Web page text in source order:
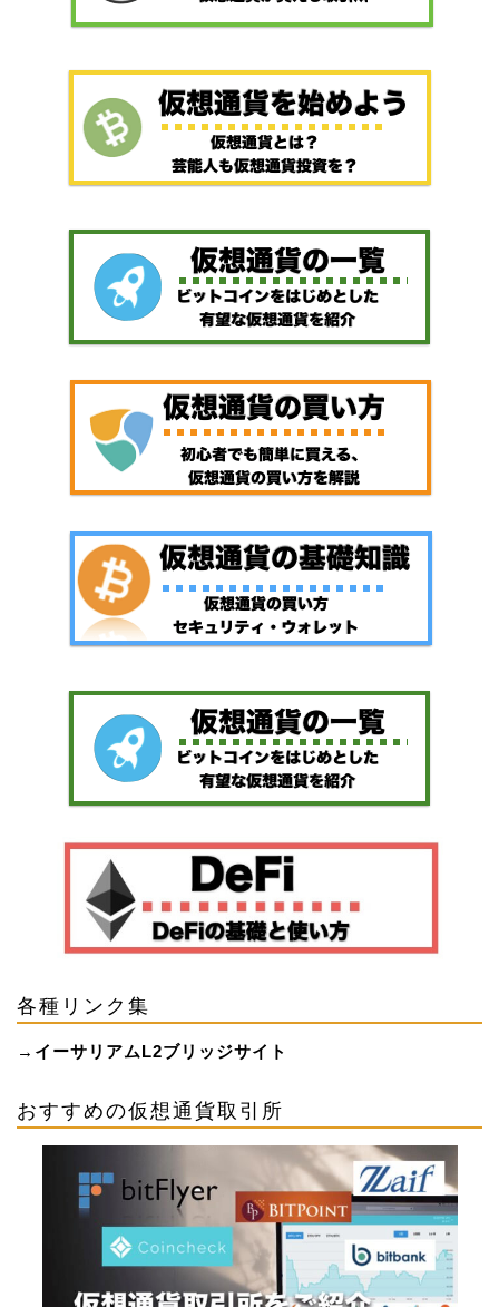
各種リンク集
→ イーサリアムL2ブリッジサイト
おすすめの仮想通貨取引所